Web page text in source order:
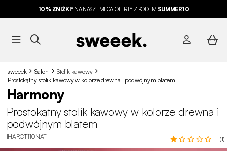
10% ZNIŻKI*NA NASZE MEGA OFERTY Z KODEM SUMMER10
sweeek Salon
Stolik kawowy
Prostokątny stolik kawowy w kolorze drewna i podwójnym blatem
Harmony
Prostokątny stolik kawowy w kolorze drewna i
podwójnym blatem
IHARCT110NAT 1 (1)